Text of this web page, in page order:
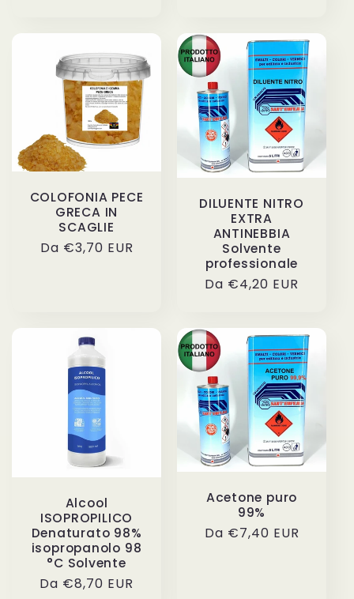
COLOFONIA PECE
GRECA IN
SCAGLIE
Prezzo
Da €3,70 EUR
DILUENTE NITRO
EXTRA
ANTINEBBIA
Solvente
professionale
Prezzo
Da €4,20 EUR
Alcool
ISOPROPILICO
Denaturato 98%
isopropanolo 98
°C Solvente
Prezzo
Da €8,70 EUR
Acetone puro
99%
Prezzo
Da €7,40 EUR